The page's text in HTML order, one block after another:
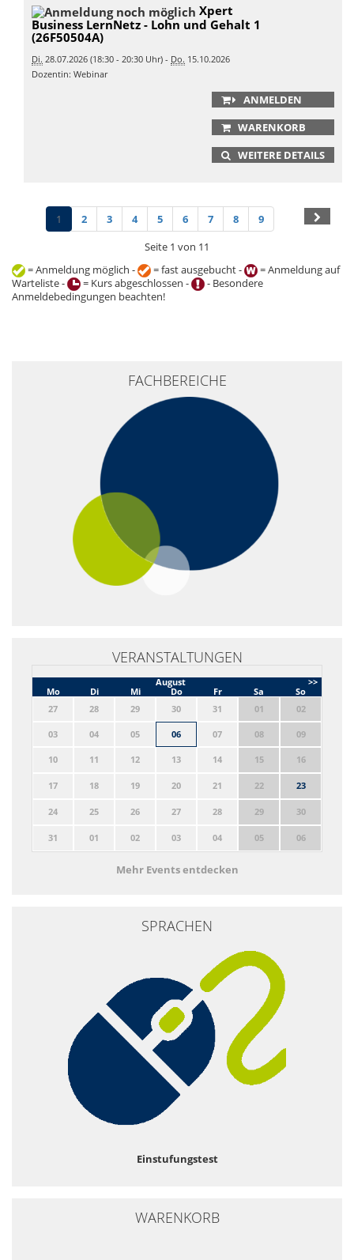
Xpert
Business LernNetz - Lohn und Gehalt 1
(26F50504A)
Di. 28.07.2026 (18:30 - 20:30 Uhr) - Do. 15.10.2026
Dozentin: Webinar
ANMELDEN
WARENKORB
WEITERE DETAILS
1 2 3 4 5 6 7 8
9
Seite 1 von 11
= Anmeldung möglich -
= fast ausgebucht -
= Anmeldung auf
Warteliste -
= Kurs abgeschlossen -
- Besondere
Anmeldebedingungen beachten!
FACHBEREICHE
VERANSTALTUNGEN
>>
August
Mo
Di Mi Do Fr Sa
So
27
28 29 30 31 01 02
03 04 05 06 07 08 09
10 11 12 13 14 15 16
17 18 19 20 21 22 23
24 25 26 27 28 29 30
31 01 02 03 04 05 06
Mehr Events entdecken
SPRACHEN
Einstufungstest
WARENKORB